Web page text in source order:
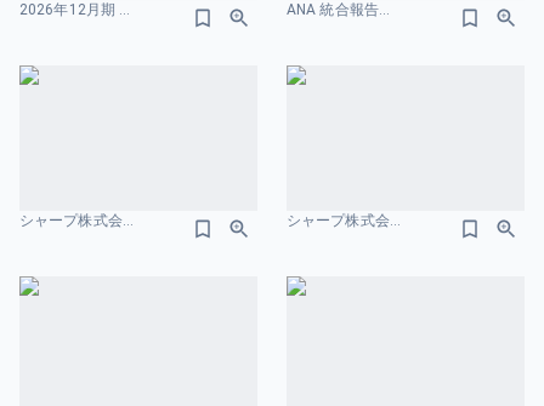
2026年12⽉期 第1四半期 決算説明資料 株式会社プレイド 業績のスライドデザイン ANA 統合報告書 2025 業績のスライドデザイン
シャープ株式会社-FY2024決算-及び-FY2025-2027中期経営計画 財務情報のスライドデザイン シャープ株式会社-FY2024決算-及び-FY2025-2027中期経営計画 財務情報のスライドデザイン